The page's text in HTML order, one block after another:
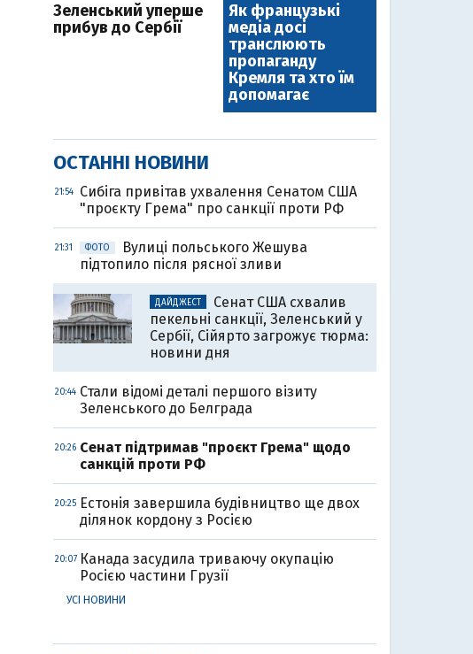
Зеленський уперше
прибув до Сербії
Як французькі
медіа досі
транслюють
пропаганду
Кремля та хто їм
допомагає
ОСТАННІ НОВИНИ
21:54
Cибіга привітав ухвалення Сенатом США
"проєкту Грема" про санкції проти РФ
21:31 ФОТО
Вулиці польського Жешува
підтопило після рясної зливи
ДАЙДЖЕСТ
Сенат США схвалив
пекельні санкції, Зеленський у
Сербії, Сійярто загрожує тюрма:
новини дня
20:44 Стали відомі деталі першого візиту
Зеленського до Белграда
20:26 Cенат підтримав "проєкт Грема" щодо
санкцій проти РФ
20:25
Естонія завершила будівництво ще двох
ділянок кордону з Росією
20:07 Канада засудила триваючу окупацію
Росією частини Грузії
УСІ НОВИНИ